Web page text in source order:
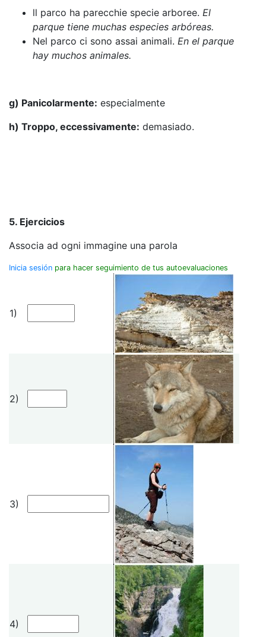
ll parco ha parecchie specie arboree. El
parque tiene muchas especies arbóreas.
Nel parco ci sono assai animali. En el parque
hay muchos animales.
g) Panicolarmente: especialmente
h) Troppo, eccessivamente: demasiado.
5. Ejercicios
Associa ad ogni immagine una parola
Inicia sesión para hacer seguimiento de tus autoevaluaciones
1)
2)
3)
4)